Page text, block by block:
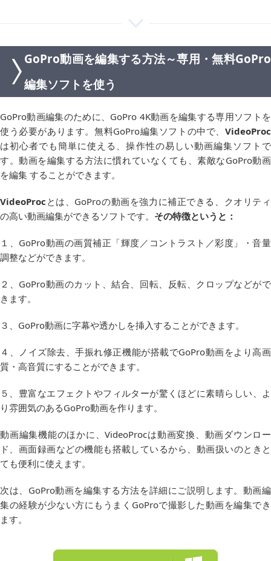
GoPro動画を編集する方法～専用・無料GoPro
編集ソフトを使う
GoPro動画編集のために、GoPro 4K動画を編集する専用ソフトを
使う必要があります。無料GoPro編集ソフトの中で、 VideoProc
は初心者でも簡単に使える、操作性の易しい動画編集ソフトで
す。動画を編集する方法に慣れていなくても、素敵なGoPro動画
を編集 することができます。
VideoProc とは、GoProの動画を強力に補正できる、クオリティ
の高い動画編集ができるソフトです。 その特徴というと：
１、GoPro動画の画質補正「輝度／コントラスト／彩度」・音量
調整などができます。
２、GoPro動画のカット、結合、回転、反転、クロップなどがで
きます。
３、GoPro動画に字幕や透かしを挿入することができます。
４、ノイズ除去、手振れ修正機能が搭載でGoPro動画をより高画
質・高音質にすることができます。
５、豊富なエフェクトやフィルターが驚くほどに素晴らしい、よ
り雰囲気のあるGoPro動画を作ります。
動画編集機能のほかに、VideoProcは動画変換、動画ダウンロー
ド、画面録画などの機能も搭載しているから、動画扱いのときと
ても便利に使えます。
次は、GoPro動画を編集する方法を詳細にご説明します。動画編
集の経験が少ない方にもうまくGoProで撮影した動画を編集でき
ます。